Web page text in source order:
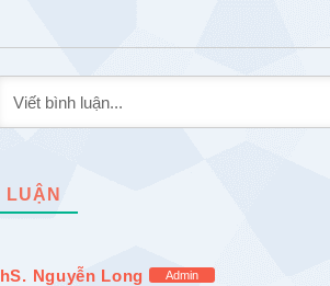
LUẬN
Nguyễn Long Admin